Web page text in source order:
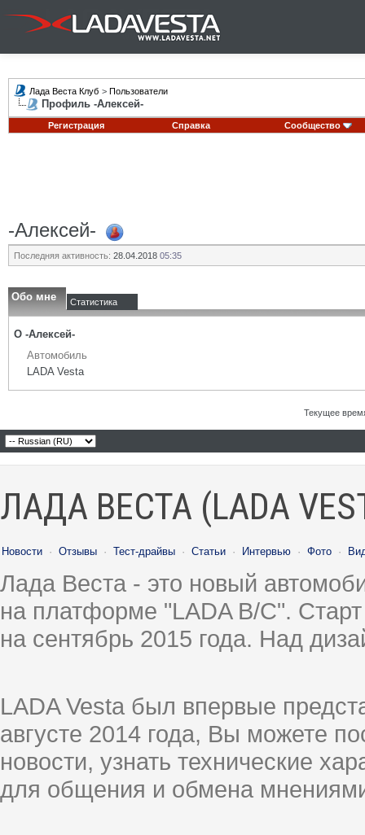
Лада Веста Клуб > Пользователи
Профиль -Алексей-
Регистрация Справка Сообщество
-Алексей-
Последняя активность: 28.04.2018 05:35
Обо мне Статистика
О -Алексей-
Автомобиль
LADA Vesta
Текущее
ЛАДА ВЕСТА (LADA
Новости · Отзывы · Тест-драйвы · Статьи · Интервью · Фото ·
Лада Веста - это новый
на платформе "LADA B/C".
на сентябрь 2015 года. Над
LADA Vesta был впервые
августе 2014 года, Вы можете
новости, узнать технические
для общения и обмена